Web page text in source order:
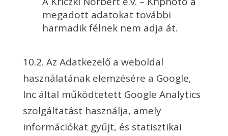
megadott adatokat további
harmadik félnek nem adja át.
10.2. Az Adatkezelő a weboldal
használatának elemzésére a Google,
Inc által működtetett Google Analytics
szolgáltatást használja, amely
információkat gyűjt, és statisztikai